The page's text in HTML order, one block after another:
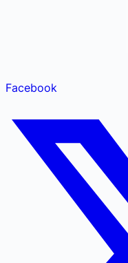
Facebook